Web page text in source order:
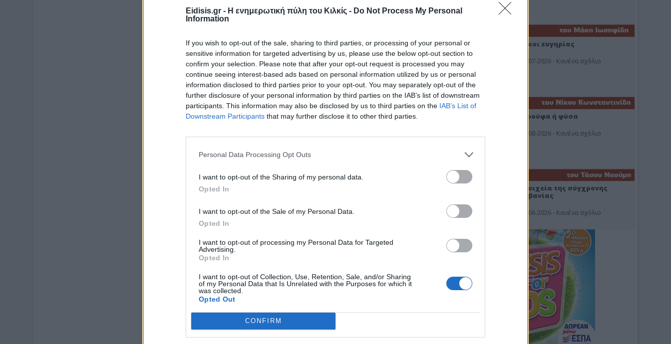
Eidisis.gr - Η ενημερωτική πύλη του Κιλκίς - Do Not Process My Personal
Information
If you wish to opt-out of the sale, sharing to third parties, or processing of your personal or
sensitive information for targeted advertising by us, please use the below opt-out section to
confirm your selection. Please note that after your opt-out request is processed you may
continue seeing interest-based ads based on personal information utilized by us or personal
information disclosed to third parties prior to your opt-out. You may separately opt-out of the
further disclosure of your personal information by third parties on the IAB’s list of downstream
participants. This information may also be disclosed by us to third parties on the IAB’s List of
Downstream Participants that may further disclose it to other third parties.
Personal Data Processing Opt Outs
I want to opt-out of the Sharing of my personal data.
Opted In
I want to opt-out of the Sale of my Personal Data.
Opted In
I want to opt-out of processing my Personal Data for Targeted
Advertising.
Opted In
I want to opt-out of Collection, Use, Retention, Sale, and/or Sharing
of my Personal Data that Is Unrelated with the Purposes for which it
was collected.
Opted Out
CONFIRM
Οίκοι ευγηρίας
24-07-2026 - Κανένα σχόλιο
Ή ρούφα ή φύσα
03-08-2026 - Κανένα σχόλιο
Στοιχεία της σύγχρονης
Αλβανίας
19-06-2026 - Κανένα σχόλιο